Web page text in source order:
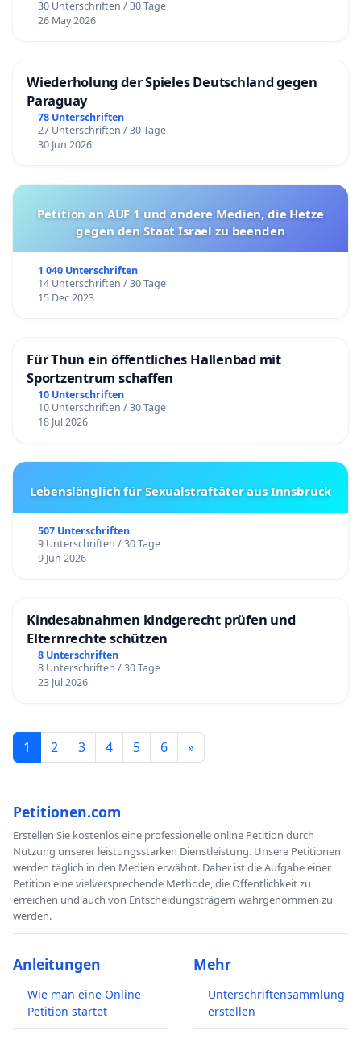
30 Unterschriften / 30 Tage
26 May 2026
Wiederholung der Spieles Deutschland gegen
Paraguay
78 Unterschriften
27 Unterschriften / 30 Tage
30 Jun 2026
Petition an AUF 1 und andere Medien, die Hetze
gegen den Staat Israel zu beenden
1 040 Unterschriften
14 Unterschriften / 30 Tage
15 Dec 2023
Für Thun ein öffentliches Hallenbad mit
Sportzentrum schaffen
10 Unterschriften
10 Unterschriften / 30 Tage
18 Jul 2026
Lebenslänglich für Sexualstraftäter aus Innsbruck
507 Unterschriften
9 Unterschriften / 30 Tage
9 Jun 2026
Kindesabnahmen kindgerecht prüfen und
Elternrechte schützen
8 Unterschriften
8 Unterschriften / 30 Tage
23 Jul 2026
1 2 3 4 5 6 »
Petitionen.com
Erstellen Sie kostenlos eine professionelle online Petition durch
Nutzung unserer leistungsstarken Dienstleistung. Unsere Petitionen
werden täglich in den Medien erwähnt. Daher ist die Aufgabe einer
Petition eine vielversprechende Methode, die Öffentlichkeit zu
erreichen und auch von Entscheidungsträgern wahrgenommen zu
werden.
Anleitungen
Wie man eine Online-
Petition startet
Mehr
Unterschriftensammlung
erstellen